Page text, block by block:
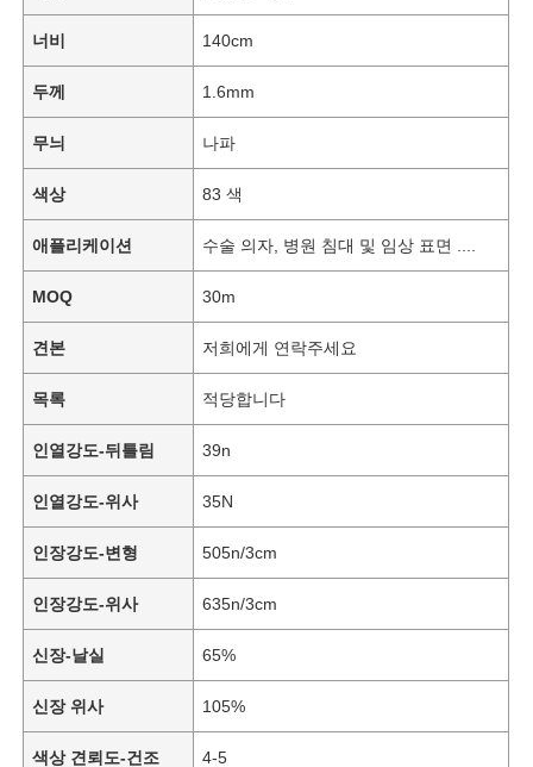
너비 140cm
두께 1.6mm
무늬 나파
색상 83 색
애플리케이션 수술 의자, 병원 침대 및 임상 표면 ....
MOQ 30m
견본 저희에게 연락주세요
목록 적당합니다
인열강도-뒤틀림 39n
인열강도-위사 35N
인장강도-변형 505n/3cm
인장강도-위사 635n/3cm
신장-날실 65%
신장 위사 105%
색상 견뢰도-건조 4-5